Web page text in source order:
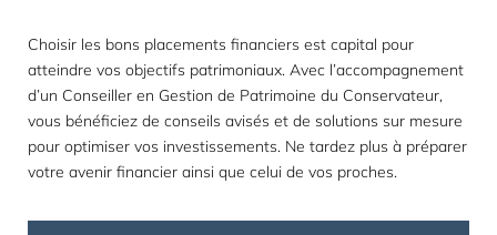
Choisir les bons placements financiers est capital pour
atteindre vos objectifs patrimoniaux. Avec l’accompagnement
d’un Conseiller en Gestion de Patrimoine du Conservateur,
vous bénéficiez de conseils avisés et de solutions sur mesure
pour optimiser vos investissements. Ne tardez plus à préparer
votre avenir financier ainsi que celui de vos proches.